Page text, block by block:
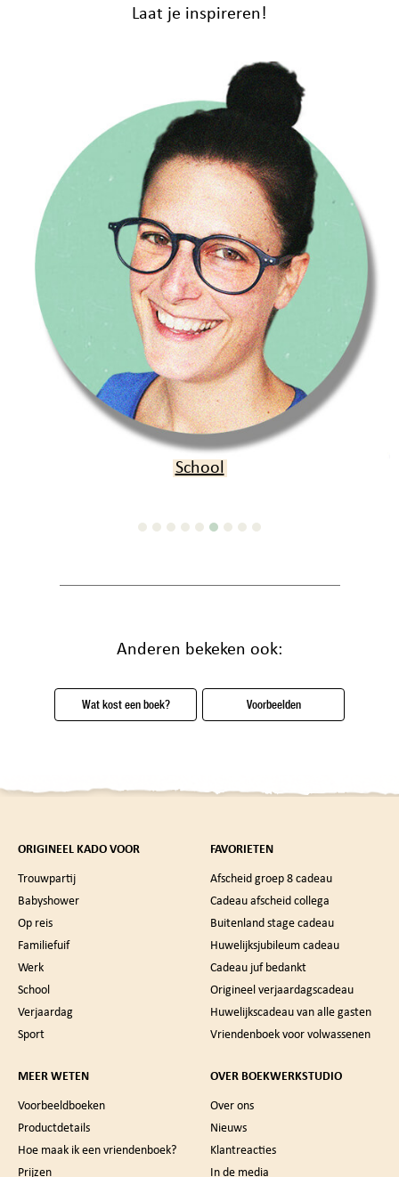
Laat je inspireren!
Verjaardag
Anderen bekeken ook:
Wat kost een boek? Voorbeelden
ORIGINEEL KADO VOOR
Trouwpartij
Babyshower
Op reis
Familiefuif
Werk
School
Verjaardag
Sport
FAVORIETEN
Afscheid groep 8 cadeau
Cadeau afscheid collega
Buitenland stage cadeau
Huwelijksjubileum cadeau
Cadeau juf bedankt
Origineel verjaardagscadeau
Huwelijkscadeau van alle gasten
Vriendenboek voor volwassenen
MEER WETEN
Voorbeeldboeken
Productdetails
Hoe maak ik een vriendenboek?
Prijzen
OVER BOEKWERKSTUDIO
Over ons
Nieuws
Klantreacties
In de media